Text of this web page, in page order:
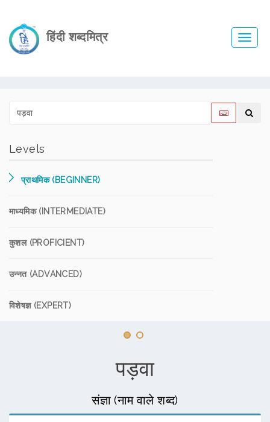
हिंदी शब्दमित्र
Levels
प्राथमिक (BEGINNER)
माध्यमिक (INTERMEDIATE)
कुशल (PROFICIENT)
उन्नत (ADVANCED)
विशेषज्ञ (EXPERT)
पड़वा
संज्ञा (नाम वाले शब्द)